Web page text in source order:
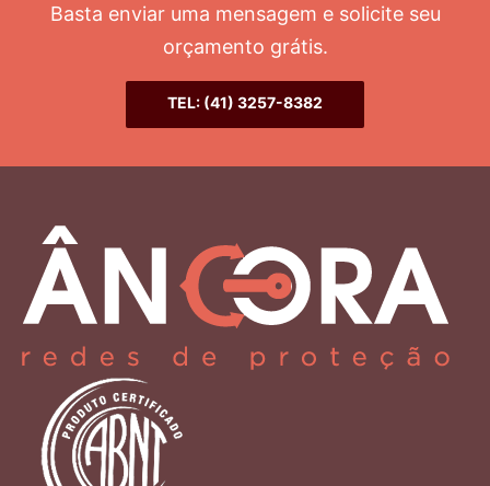
Basta enviar uma mensagem e solicite seu
orçamento grátis.
TEL: (41) 3257-8382